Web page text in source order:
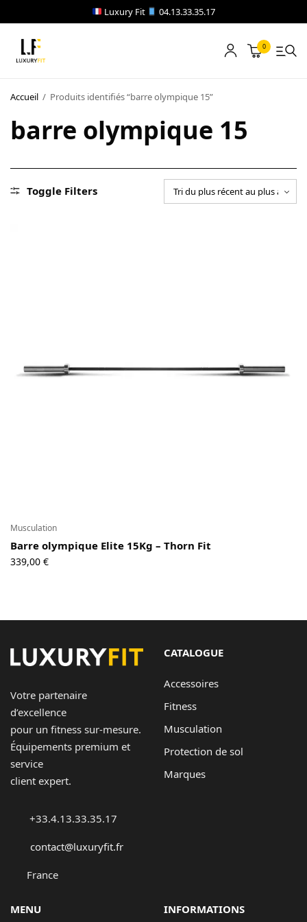
Luxury Fit 04.13.33.35.17
0
Accueil / Produits identifiés “barre olympique 15”
barre olympique 15
Toggle Filters
Musculation
Barre olympique Elite 15Kg – Thorn Fit
339,00 €
Votre partenaire
d’excellence
pour un fitness sur-mesure.
Équipements premium et
service
client expert.
+33.4.13.33.35.17
contact@luxuryfit.fr
France
CATALOGUE
Accessoires
Fitness
Musculation
Protection de sol
Marques
MENU INFORMATIONS
LOCATION
NOTRE CATALOGUE
Copyright © 2024 Luxury Fit. All rights reserved.